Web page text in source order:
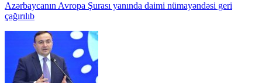
Azərbaycanın Avropa Şurası yanında daimi nümayəndəsi geri
çağırılıb